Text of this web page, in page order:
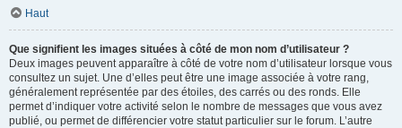
Haut
Que signifient les images situées à côté de mon nom d’utilisateur ?
Deux images peuvent apparaître à côté de votre nom d’utilisateur lorsque vous
consultez un sujet. Une d’elles peut être une image associée à votre rang,
généralement représentée par des étoiles, des carrés ou des ronds. Elle
permet d’indiquer votre activité selon le nombre de messages que vous avez
publié, ou permet de différencier votre statut particulier sur le forum. L’autre